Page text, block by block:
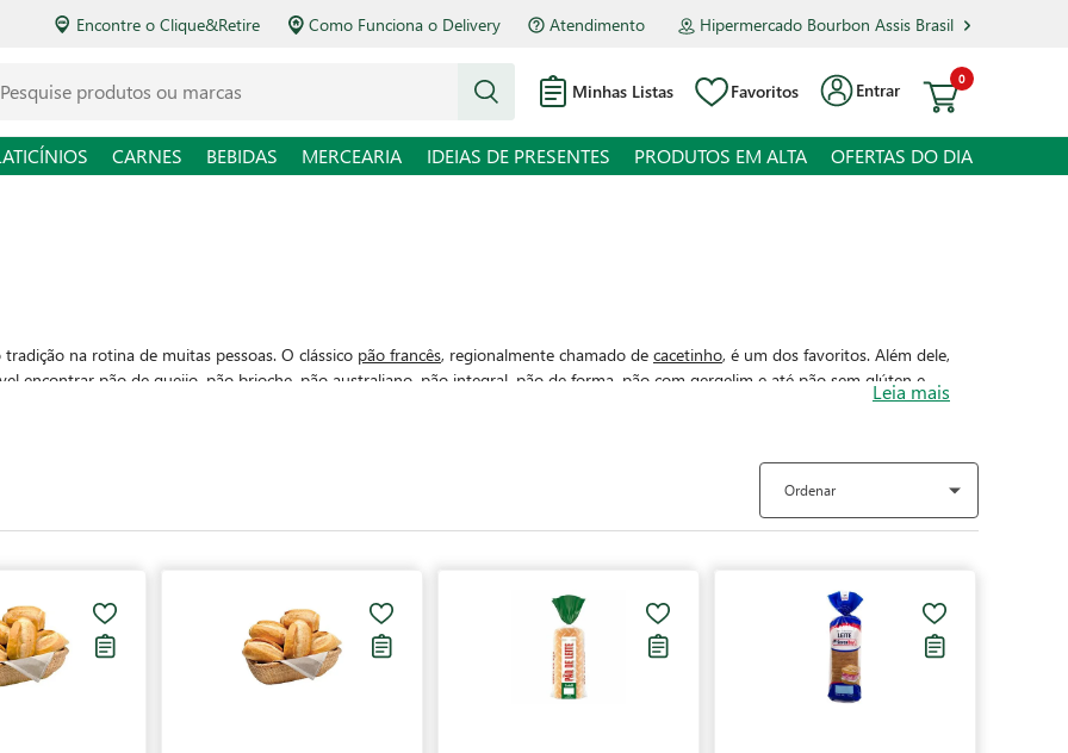
Encontre o Clique&Retire Como Funciona o Delivery Atendimento Hipermercado Bourbon Assis Brasil
Minhas Listas Favoritos Entrar
0
CARNES BEBIDAS MERCEARIA IDEIAS DE PRESENTES PRODUTOS EM ALTA OFERTAS DO DIA
na rotina de muitas pessoas. O clássico pão francês, regionalmente chamado de cacetinho, é um dos favoritos. Além dele,
encontrar pão de queijo pão brioche pão australiano pão integral pão de forma pão com gergelim e até pão sem glúten e
ideais para quem possui restrições alimentares. Independente das preferências e necessidades, aqui você também encontra
Leia mais
Ordenar